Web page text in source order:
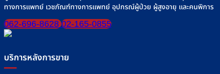
ทางการแพทย์ เวชภัณฑ์ทางการแพทย์ อุปกรณ์ผู้ป่วย ผู้สูงอายุ และคนพิการ
062-696-8628 02-165-0855
บริการหลังการขาย